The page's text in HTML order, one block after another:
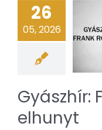
26
05, 2026
Gyászhír:
elhunyt